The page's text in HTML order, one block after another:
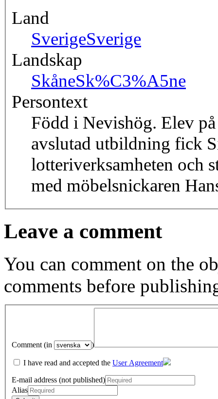
Land
SverigeSverige
Landskap
SkåneSk%C3%A5ne
Persontext
Född i Nevishög. Elev
avslutad utbildning fick
lotteriverksamheten och
med möbelsnickaren
Leave a comment
You can comment on the
comments before
Comment (in )
I have read and accepted the User Agreement
E-mail address (not published)
Alias